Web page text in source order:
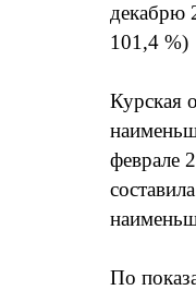
декабрю
101,4 %)
Курская
феврале
По